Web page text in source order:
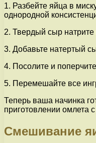
1. Разбейте яйца в
однородной
2. Твердый сыр натрите
3. Добавьте натертый
4. Посолите и
5. Перемешайте все
Теперь ваша начинка
приготовлении омлета
Смешивание